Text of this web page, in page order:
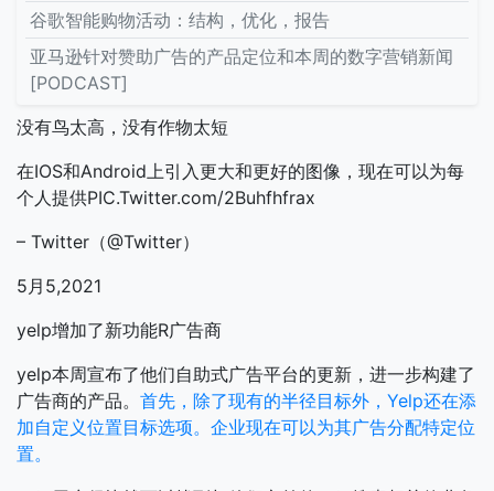
谷歌智能购物活动：结构，优化，报告
亚马逊针对赞助广告的产品定位和本周的数字营销新闻
[PODCAST]
没有鸟太高，没有作物太短
在IOS和Android上引入更大和更好的图像，现在可以为每
个人提供PIC.Twitter.com/2Buhfhfrax
– Twitter（@Twitter）
5月5,2021
yelp增加了新功能R广告商
yelp本周宣布了他们自助式广告平台的更新，进一步构建了
广告商的产品。 首先，除了现有的半径目标外，Yelp还在添
加自定义位置目标选项。企业现在可以为其广告分配特定位
置。